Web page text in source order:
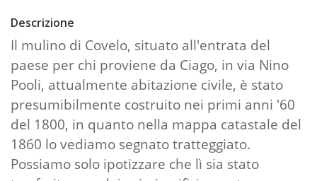
Descrizione
Il mulino di Covelo, situato all'entrata del
paese per chi proviene da Ciago, in via Nino
Pooli, attualmente abitazione civile, è stato
presumibilmente costruito nei primi anni '60
del 1800, in quanto nella mappa catastale del
1860 lo vediamo segnato tratteggiato.
Possiamo solo ipotizzare che lì sia stato